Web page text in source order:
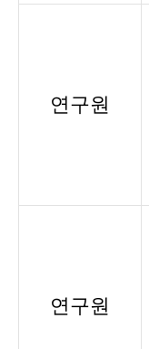
연구원
연구원